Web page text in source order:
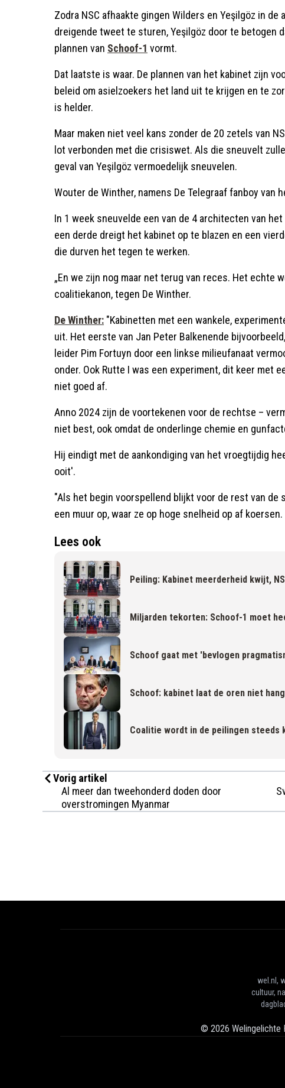
Zodra NSC afhaakte gingen Wilders en Yeşilgöz in de
dreigende tweet te sturen, Yeşilgöz door te betogen
plannen van Schoof-1 vormt.
Dat laatste is waar. De plannen van het kabinet zijn
beleid om asielzoekers het land uit te krijgen en te
is helder.
Maar maken niet veel kans zonder de 20 zetels van
lot verbonden met die crisiswet. Als die sneuvelt
geval van Yeşilgöz vermoedelijk sneuvelen.
Wouter de Winther, namens De Telegraaf fanboy van
In 1 week sneuvelde een van de 4 architecten van
een derde dreigt het kabinet op te blazen en een
die durven het tegen te werken.
„En we zijn nog maar net terug van reces. Het echte
coalitiekanon, tegen De Winther.
De Winther: "Kabinetten met een wankele,
uit. Het eerste van Jan Peter Balkenende
leider Pim Fortuyn door een linkse milieufanaat
onder. Ook Rutte I was een experiment, dit keer met
niet goed af.
Anno 2024 zijn de voortekenen voor de rechtse –
niet best, ook omdat de onderlinge chemie en
Hij eindigt met de aankondiging van het vroegtijdig
ooit'.
"Als het begin voorspellend blijkt voor de rest van de
een muur op, waar ze op hoge snelheid op af
Lees ook
Peiling: Kabinet meerderheid kwijt,
Miljarden tekorten: Schoof-1 moet
Schoof gaat met 'bevlogen
Schoof: kabinet laat de oren niet
Coalitie wordt in de peilingen steeds
Vorig artikel
Al meer dan tweehonderd doden door
overstromingen Myanmar
wel.nl,
cultuur,
© 2026 Welingelichte